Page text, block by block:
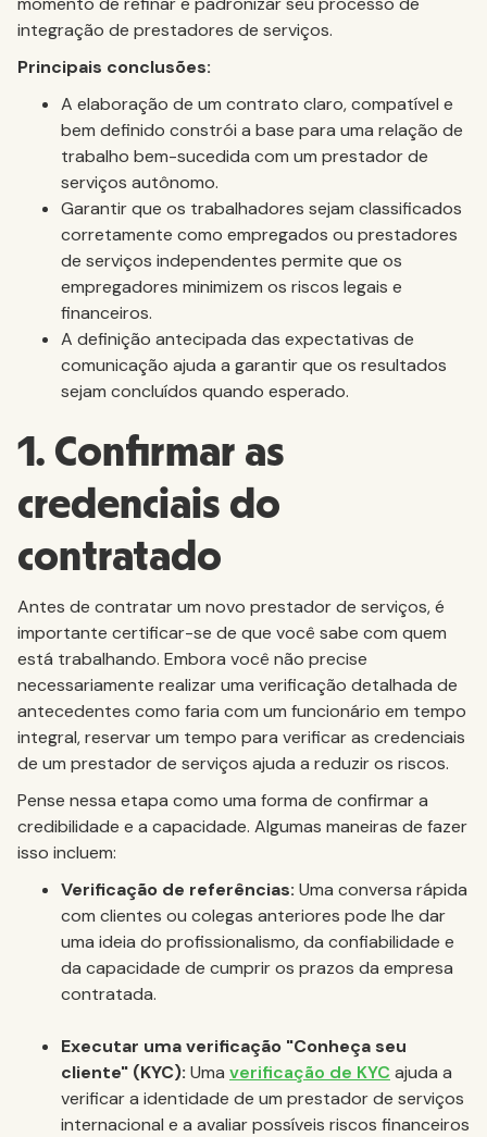
integração de prestadores de serviços.
Principais conclusões:
A elaboração de um contrato claro, compatível e
bem definido constrói a base para uma relação de
trabalho bem-sucedida com um prestador de
serviços autônomo.
Garantir que os trabalhadores sejam classificados
corretamente como empregados ou prestadores
de serviços independentes permite que os
empregadores minimizem os riscos legais e
financeiros.
A definição antecipada das expectativas de
comunicação ajuda a garantir que os resultados
sejam concluídos quando esperado.
1. Confirmar as
credenciais do
contratado
Antes de contratar um novo prestador de serviços, é
importante certificar-se de que você sabe com quem
está trabalhando. Embora você não precise
necessariamente realizar uma verificação detalhada de
antecedentes como faria com um funcionário em tempo
integral, reservar um tempo para verificar as credenciais
de um prestador de serviços ajuda a reduzir os riscos.
Pense nessa etapa como uma forma de confirmar a
credibilidade e a capacidade. Algumas maneiras de fazer
isso incluem:
Verificação de referências: Uma conversa rápida
com clientes ou colegas anteriores pode lhe dar
uma ideia do profissionalismo, da confiabilidade e
da capacidade de cumprir os prazos da empresa
contratada.
Executar uma verificação "Conheça seu
cliente" (KYC): Uma verificação de KYC ajuda a
verificar a identidade de um prestador de serviços
internacional e a avaliar possíveis riscos financeiros